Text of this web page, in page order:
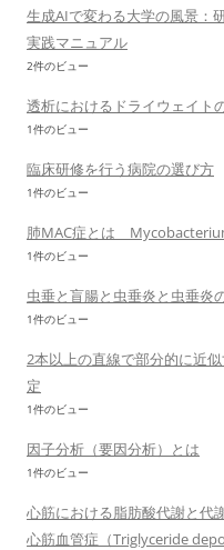
生成AIで変わる大学の風景：
実践マニュアル
2件のビュー
透析におけるドライウェイト
1件のビュー
臨床研修を行う病院の選び方
1件のビュー
肺MAC症とは
1件のビュー
虫垂と盲腸と虫垂炎と虫垂炎
1件のビュー
2本以上の直線で部分的に近
定
1件のビュー
因子分析（要因分析）とは
1件のビュー
心筋における脂肪酸代謝と代
心筋血管症（Triglyceride